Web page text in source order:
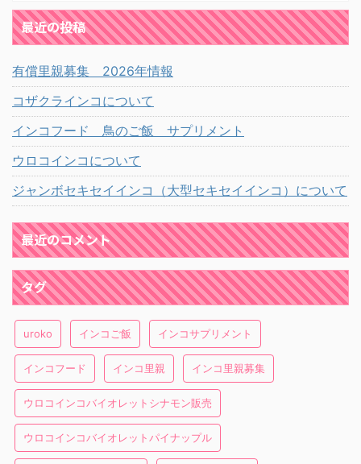
最近の投稿
有償里親募集 2026年情報
コザクラインコについて
インコフード 鳥のご飯 サプリメント
ウロコインコについて
ジャンボセキセイインコ（大型セキセイインコ）について
最近のコメント
タグ
uroko インコご飯 インコサプリメント
インコフード インコ里親 インコ里親募集
ウロコインコバイオレットシナモン販売
ウロコインコバイオレットパイナップル